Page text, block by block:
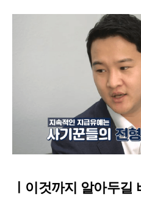
ㅣ이것까지 알아두길